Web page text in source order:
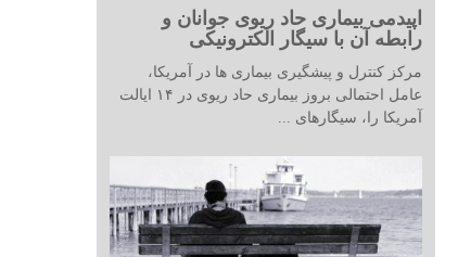
اپیدمی بیماری حاد ریوی جوانان و
رابطه آن با سیگار الکترونیکی
مرکز کنترل و پیشگیری بیماری ها در آمریکا،
عامل احتمالی بروز بیماری حاد ریوی در ۱۴ ایالت
آمریکا را، سیگارهای ...